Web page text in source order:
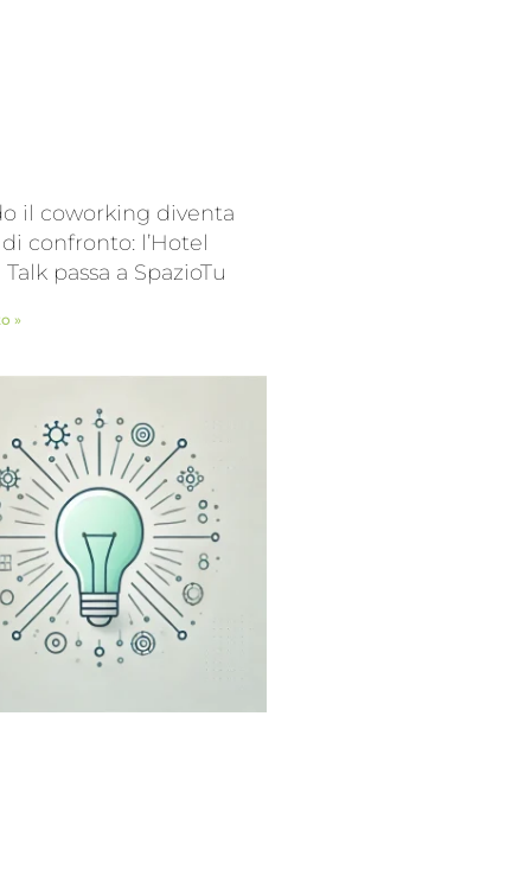
il coworking diventa
confronto: l’Hotel
passa a SpazioTu
»